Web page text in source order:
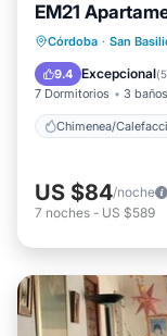
EM21
Córdoba · San
9.4 Excepcional(
7 Dormitorios 3 baños
Chimenea/
Aire
US $84/noche
7 noches - US $589